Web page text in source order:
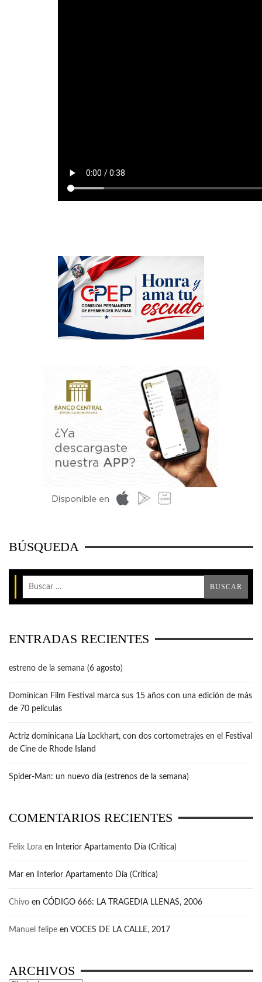
BÚSQUEDA
ENTRADAS RECIENTES
estreno de la semana (6 agosto)
Dominican Film Festival marca sus 15 años con una edición de más
de 70 películas
Actriz dominicana Lía Lockhart, con dos cortometrajes en el Festival
de Cine de Rhode Island
Spider-Man: un nuevo día (estrenos de la semana)
COMENTARIOS RECIENTES
Felix Lora en Interior Apartamento Día (Crítica)
Mar en Interior Apartamento Día (Crítica)
Chivo en CÓDIGO 666: LA TRAGEDIA LLENAS, 2006
Manuel felipe en VOCES DE LA CALLE, 2017
ARCHIVOS